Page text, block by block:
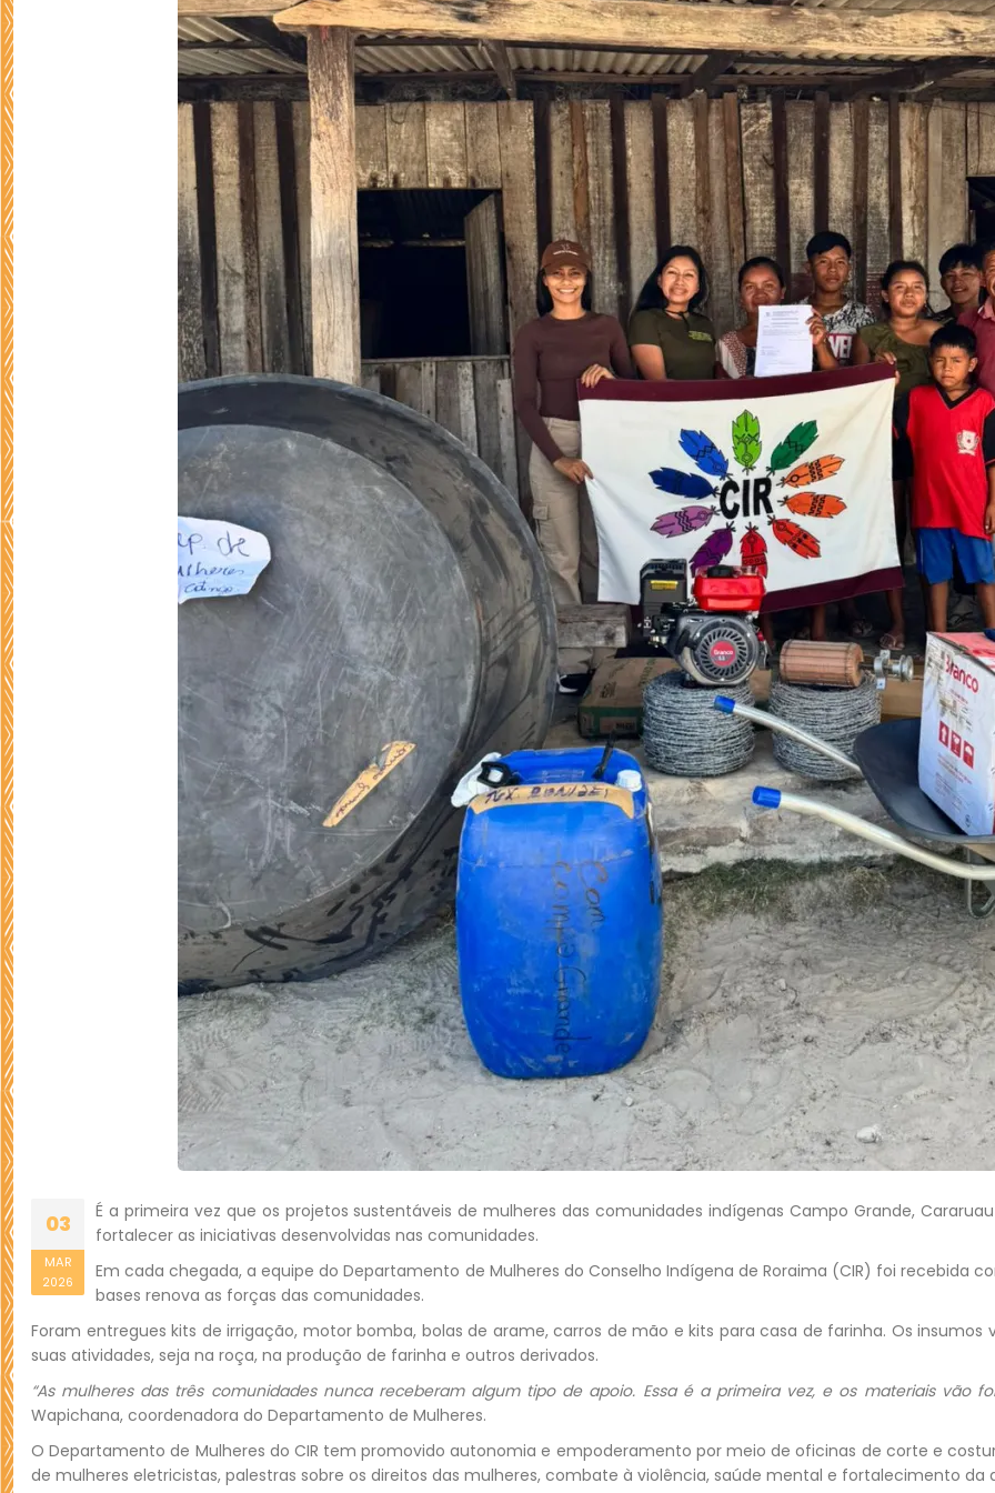
03
MAR
2026
É a primeira vez que os projetos sustentáveis de mulheres das comunidades indígenas Campo Grande,
fortalecer as iniciativas desenvolvidas nas comunidades.
Em cada chegada, a equipe do Departamento de Mulheres do Conselho Indígena de Roraima (CIR) foi recebida
bases renova as forças das comunidades.
Foram entregues kits de irrigação, motor bomba, bolas de arame, carros de mão e kits para casa de farinha. Os
suas atividades, seja na roça, na produção de farinha e outros derivados.
“As mulheres das três comunidades nunca receberam algum tipo de apoio. Essa é a primeira vez, e os materiais vão
Wapichana, coordenadora do Departamento de Mulheres.
O Departamento de Mulheres do CIR tem promovido autonomia e empoderamento por meio de oficinas de corte e
de mulheres eletricistas, palestras sobre os direitos das mulheres, combate à violência, saúde mental e fortalecimento da